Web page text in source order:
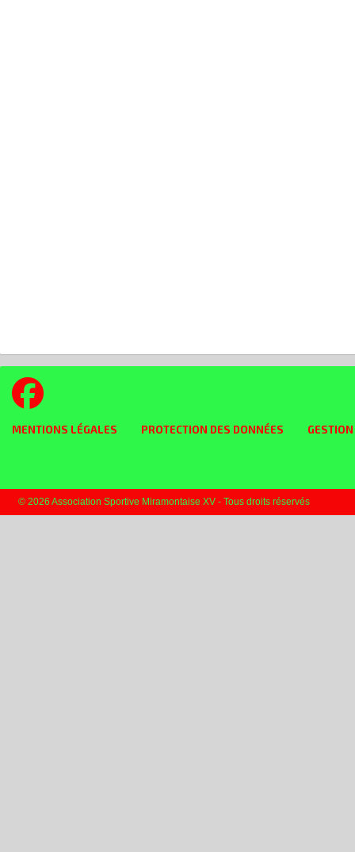
MENTIONS LÉGALES PROTECTION DES DONNÉES
© 2026 Association Sportive Miramontaise XV - Tous droits réservés